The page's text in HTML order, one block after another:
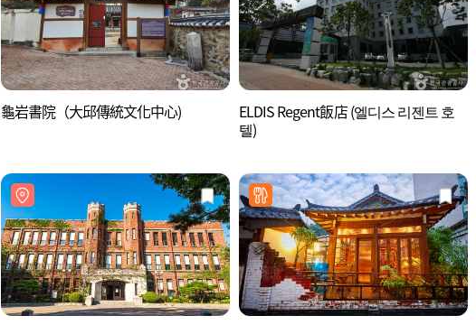
龜岩書院（大邱傳統文化中心)
ELDIS Regent飯店 (엘디스 리젠트 호
텔)